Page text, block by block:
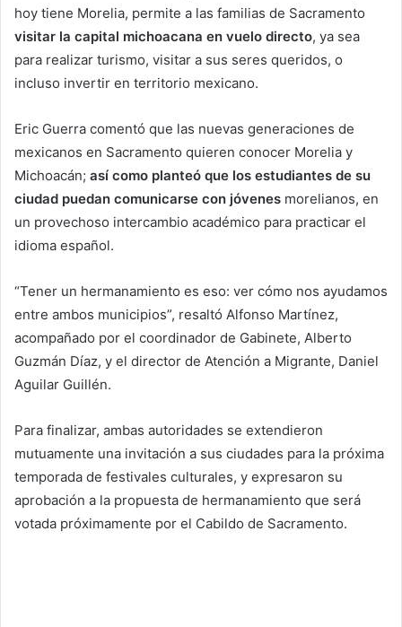
hoy tiene Morelia, permite a las familias de Sacramento
visitar la capital michoacana en vuelo directo, ya sea
para realizar turismo, visitar a sus seres queridos, o
incluso invertir en territorio mexicano.
Eric Guerra comentó que las nuevas generaciones de
mexicanos en Sacramento quieren conocer Morelia y
Michoacán; así como planteó que los estudiantes de su
ciudad puedan comunicarse con jóvenes morelianos, en
un provechoso intercambio académico para practicar el
idioma español.
“Tener un hermanamiento es eso: ver cómo nos ayudamos
entre ambos municipios”, resaltó Alfonso Martínez,
acompañado por el coordinador de Gabinete, Alberto
Guzmán Díaz, y el director de Atención a Migrante, Daniel
Aguilar Guillén.
Para finalizar, ambas autoridades se extendieron
mutuamente una invitación a sus ciudades para la próxima
temporada de festivales culturales, y expresaron su
aprobación a la propuesta de hermanamiento que será
votada próximamente por el Cabildo de Sacramento.